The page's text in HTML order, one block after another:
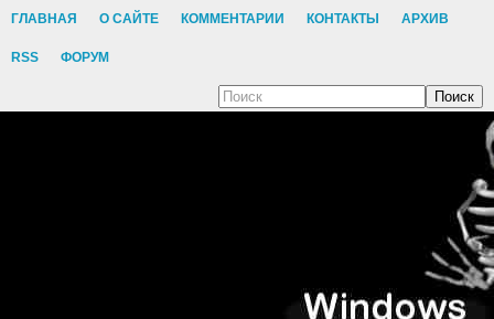
ГЛАВНАЯ О САЙТЕ КОММЕНТАРИИ КОНТАКТЫ АРХИВ
RSS ФОРУМ
Поиск